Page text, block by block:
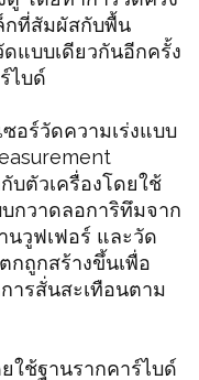
กที่สัมผัสกับพื้น
แบบเดียวกันอีกครั้ง
ไบด์
ซอร์วัดความเร่งแบบ
บตัวเครื่องโดยใช้
กวาดลอการิทึมจาก
นวูฟเฟอร์ และวัด
กถูกสร้างขึ้นเพื่อ
ารสั่นสะเทือนตาม
ใช้ฐานรากคาร์ไบด์